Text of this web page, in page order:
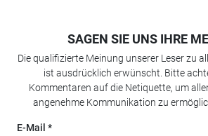
SAGEN SIE UNS IHRE
Die qualifizierte Meinung unserer Leser zu
ist ausdrücklich erwünscht. Bitte
Kommentaren auf die Netiquette, um
angenehme Kommunikation zu
E-Mail